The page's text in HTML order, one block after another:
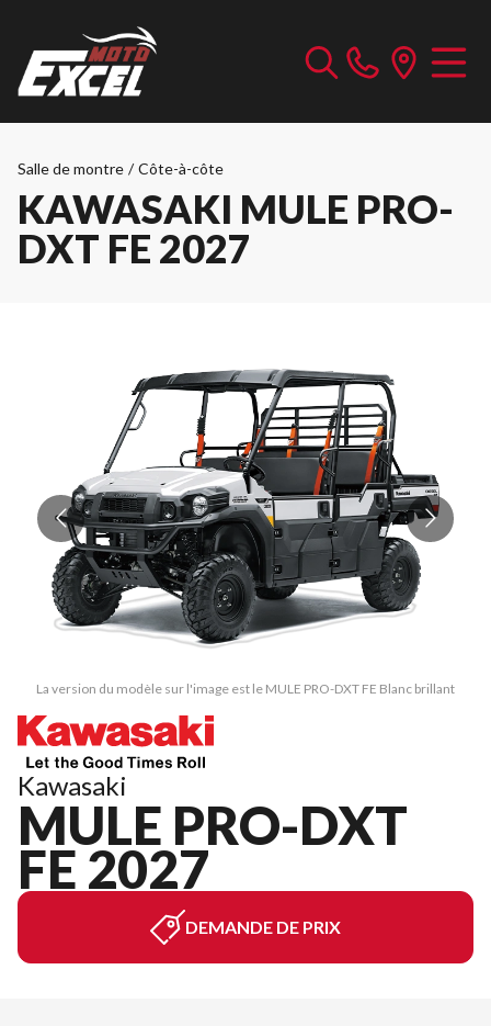
Salle de montre / Côte-à-côte
KAWASAKI MULE PRO-
DXT FE 2027
La version du modèle sur l'image est le MULE PRO-DXT FE Blanc brillant
Kawasaki
MULE PRO-DXT
FE 2027
DEMANDE DE PRIX